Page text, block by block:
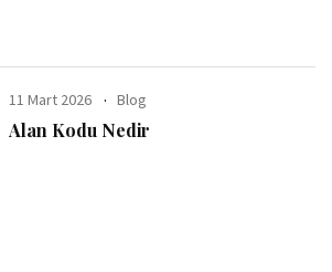
11 Mart 2026 Blog
Alan Kodu Nedir